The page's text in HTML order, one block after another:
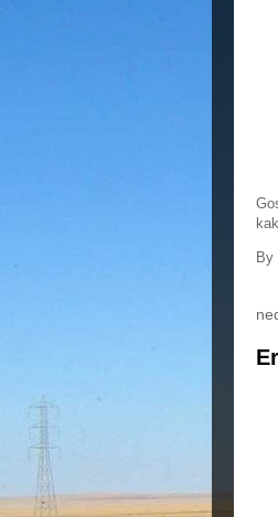
By